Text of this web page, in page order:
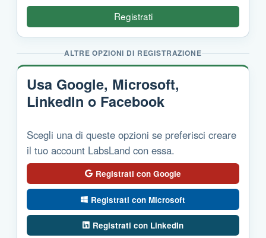
Registrati
ALTRE OPZIONI DI REGISTRAZIONE
Usa Google, Microsoft,
LinkedIn o Facebook
Scegli una di queste opzioni se preferisci creare
il tuo account LabsLand con essa.
Registrati con Google
Registrati con Microsoft
Registrati con LinkedIn